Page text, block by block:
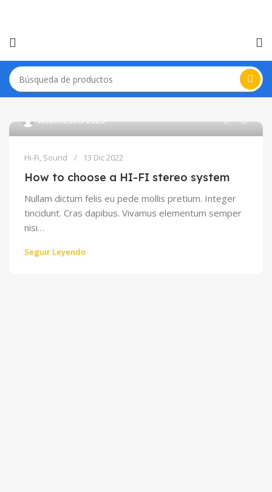
webmaster2023
Hi-Fi, Sound 13 Dic 2022
How to choose a HI-FI stereo system
Nullam dictum felis eu pede mollis pretium. Integer
tincidunt. Cras dapibus. Vivamus elementum semper
nisi…
Seguir Leyendo